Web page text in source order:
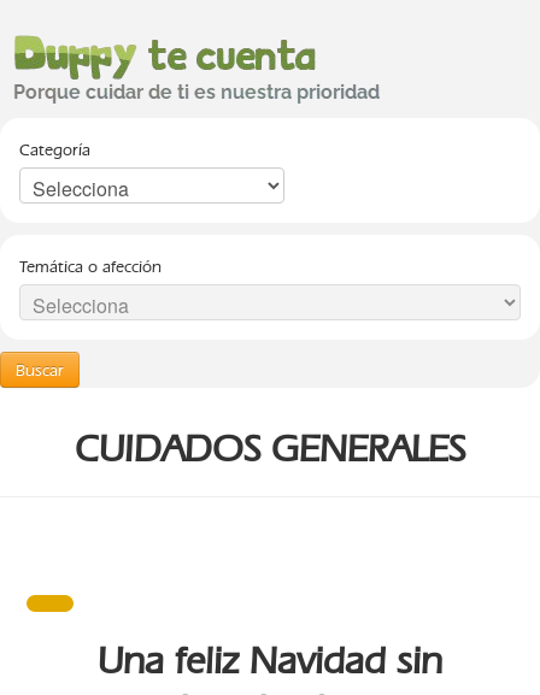
Categoría
Temática o afección
Buscar
CUIDADOS GENERALES
Una feliz Navidad sin